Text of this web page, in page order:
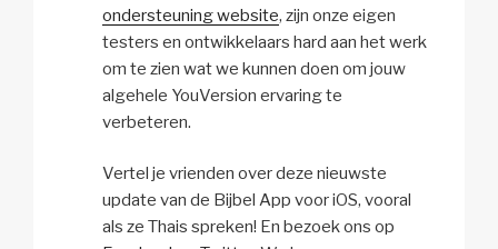
ondersteuning website, zijn onze eigen
testers en ontwikkelaars hard aan het werk
om te zien wat we kunnen doen om jouw
algehele YouVersion ervaring te
verbeteren.
Vertel je vrienden over deze nieuwste
update van de Bijbel App voor iOS, vooral
als ze Thais spreken! En bezoek ons op